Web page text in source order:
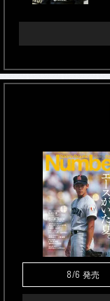
8/6 発売